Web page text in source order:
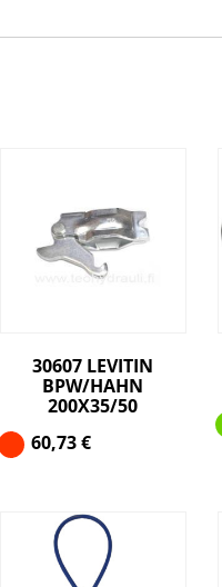
30607 LEVITIN
BPW/HAHN
200X35/50
60,73€